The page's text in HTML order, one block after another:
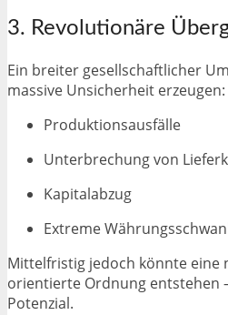
3. Revolutionäre
Ein breiter gesellschaftlicher
massive Unsicherheit erzeugen:
Produktionsausfälle
Unterbrechung von
Kapitalabzug
Extreme
Mittelfristig jedoch könnte eine
orientierte Ordnung entstehen
Potenzial.